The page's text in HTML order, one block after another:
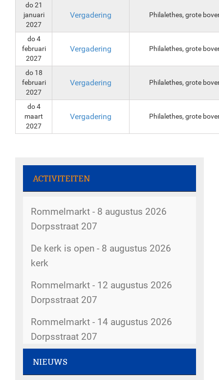
do 21
januari
2027
Vergadering Philalethes, grote
do 4
februari
2027
Vergadering Philalethes, grote
do 18
februari
2027
Vergadering Philalethes, grote
do 4
maart
2027
Vergadering Philalethes, grote
ACTIVITEITEN
Rommelmarkt - 8 augustus 2026
Dorpsstraat 207
De kerk is open - 8 augustus 2026
kerk
Rommelmarkt - 12 augustus 2026
Dorpsstraat 207
Rommelmarkt - 14 augustus 2026
Dorpsstraat 207
Kopij kerkbode - 14 augustus 2026
5gemeenten@hervormdscherpenzeel.nl
NIEUWS